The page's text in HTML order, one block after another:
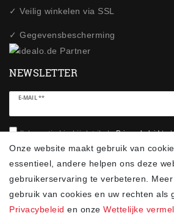
✓ Veilig winkelen via SSL
✓ Gegevensbescherming
Onze website maakt gebruik van
essentieel, andere helpen ons deze
gebruikerservaring te verbeteren.
gebruik van cookies en uw rechten als
Privacybeleid en onze Wettelijke
NEWSLETTER
E-MAIL **
Ik bevestig hierbij dat ik dePrivacybeleid
Abonneren